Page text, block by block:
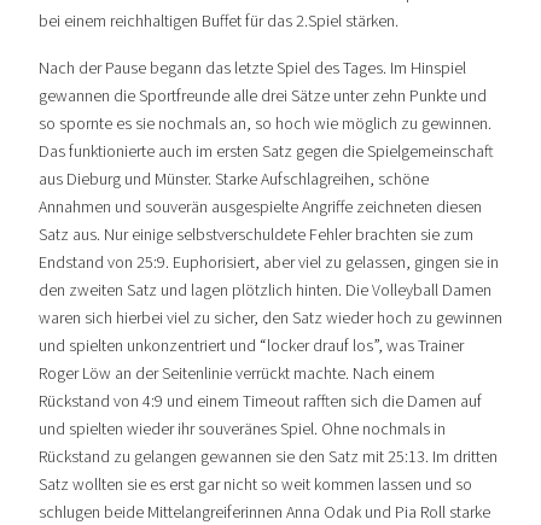
bei einem reichhaltigen Buffet für das 2.Spiel stärken.
Nach der Pause begann das letzte Spiel des Tages. Im Hinspiel
gewannen die Sportfreunde alle drei Sätze unter zehn Punkte und
so spornte es sie nochmals an, so hoch wie möglich zu gewinnen.
Das funktionierte auch im ersten Satz gegen die Spielgemeinschaft
aus Dieburg und Münster. Starke Aufschlagreihen, schöne
Annahmen und souverän ausgespielte Angriffe zeichneten diesen
Satz aus. Nur einige selbstverschuldete Fehler brachten sie zum
Endstand von 25:9. Euphorisiert, aber viel zu gelassen, gingen sie in
den zweiten Satz und lagen plötzlich hinten. Die Volleyball Damen
waren sich hierbei viel zu sicher, den Satz wieder hoch zu gewinnen
und spielten unkonzentriert und “locker drauf los”, was Trainer
Roger Löw an der Seitenlinie verrückt machte. Nach einem
Rückstand von 4:9 und einem Timeout rafften sich die Damen auf
und spielten wieder ihr souveränes Spiel. Ohne nochmals in
Rückstand zu gelangen gewannen sie den Satz mit 25:13. Im dritten
Satz wollten sie es erst gar nicht so weit kommen lassen und so
schlugen beide Mittelangreiferinnen Anna Odak und Pia Roll starke